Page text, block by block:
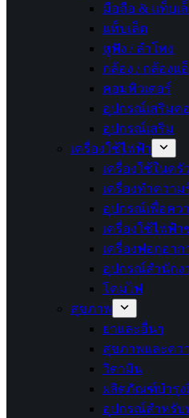
มือถือ & แท็บเ
แท็บเล็ต
หูฟัง / ลำโพง
กล้อง / กล้องแ
คอมพิวเตอร์
อุปกรณ์เสริมค
อุปกรณ์เสริม
เครื่องใช้ไฟฟ้า
เครื่องใช้ในครัว
เครื่องทำควา
อุปกรณ์เพื่อคว
เครื่องใช้ไฟฟ้
เครื่องฟอกอา
อุปกรณ์สำนักง
โคมไฟ
สุขภาพ
ยาและอื่นๆ
สุขภาพและคว
วิตามิน
ผลิตภัณฑ์บำรุง
อุปกรณ์สำหรับ